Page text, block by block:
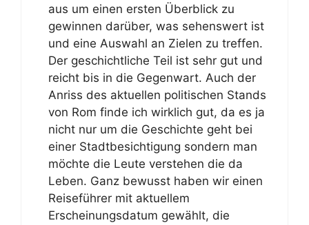
aus um einen ersten Überblick zu
gewinnen darüber, was sehenswert ist
und eine Auswahl an Zielen zu treffen.
Der geschichtliche Teil ist sehr gut und
reicht bis in die Gegenwart. Auch der
Anriss des aktuellen politischen Stands
von Rom finde ich wirklich gut, da es ja
nicht nur um die Geschichte geht bei
einer Stadtbesichtigung sondern man
möchte die Leute verstehen die da
Leben. Ganz bewusst haben wir einen
Reiseführer mit aktuellem
Erscheinungsdatum gewählt, die